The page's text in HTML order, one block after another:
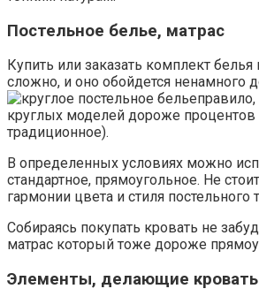
Постельное белье, матрас
Купить или заказать комплект
сложно, и оно обойдется ненамного
круглых моделей дороже процентов
традиционное).
В определенных условиях можно
стандартное, прямоугольное. Не
гармонии цвета и стиля постельного
Собираясь покупать кровать не
матрас который тоже дороже
Элементы, делающие кровать